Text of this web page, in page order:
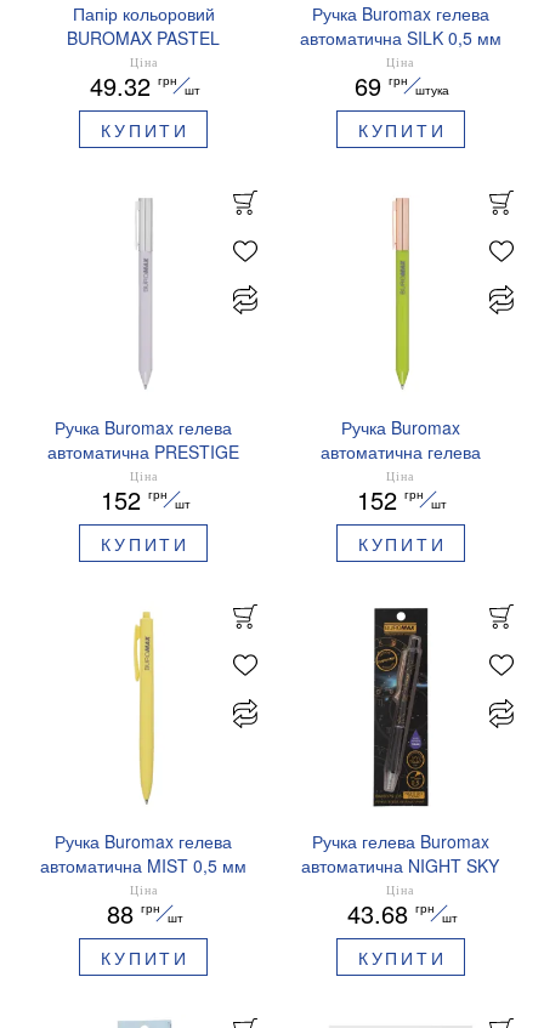
Папір кольоровий
BUROMAX PASTEL
EUROMAX 20 арк А4 80 г/
мс BM.2721220E-08
Ціна
49.32 грн
шт
КУПИТИ
Ручка Buromax гелева
автоматична SILK 0,5 мм
сині чорнила BM.83100
Ціна
69 грн
штука
КУПИТИ
Ручка Buromax гелева
автоматична PRESTIGE
SILVER 0,5 мм сині
чорнила BM.83102
Ціна
152 грн
шт
КУПИТИ
Ручка Buromax
автоматична гелева
PRESTIGE GOLD 0,5 мм
сині чорнила BM.83101
Ціна
152 грн
шт
КУПИТИ
Ручка Buromax гелева
автоматична MIST 0,5 мм
сині чорнила BM.83103
Ціна
88 грн
шт
КУПИТИ
Ручка гелева Buromax
автоматична NIGHT SKY
ZODIAC 0.5 мм
ароматизований грип синє
чорнило BM.8379-01
Ціна
43.68 грн
шт
КУПИТИ